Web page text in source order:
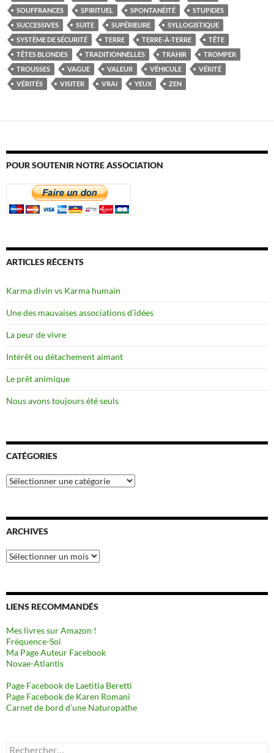
SOUFFRANCES
SPIRITUEL SPONTANÉITÉ
STUPIDES
SUCCESSIVES
SUITE SUPÉRIEURE
SYLLOGISTIQUE
SYSTÈME DE SÉCURITÉ
TERRE TERRE-À-TERRE
TÊTE
TÊTES BLONDES
TRADITIONNELLES TRAHIR
TROMPER
TROUSSES
VAGUE VALEUR VÉHICULE
VÉRITÉ
VÉRITÉS
VISITER VRAI YEUX ZEN
POUR SOUTENIR NOTRE ASSOCIATION
ARTICLES RÉCENTS
Karma divin vs Karma humain
Une des mauvaises associations d’idées
La peur de vivre
Intérêt ou détachement aimant
Le prêt animique
Nous avons toujours été seuls
CATÉGORIES
Catégories
ARCHIVES
Archives
LIENS RECOMMANDÉS
Mes livres sur Amazon !
Fréquence-Soi
Ma Page Auteur Facebook
Novae-Atlantis
Page Facebook de Laetitia Beretti
Page Facebook de Karen Romani
Carnet de bord d’une Naturopathe
Rechercher :